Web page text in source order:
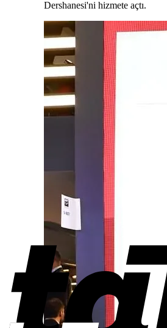
Dershanesi'ni hizmete açtı.